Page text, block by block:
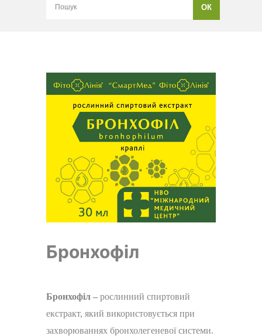
Бронхофіл
Бронхофіл – рослинний спиртовий
екстракт, який використовується при
захворюваннях бронхолегеневої системи.